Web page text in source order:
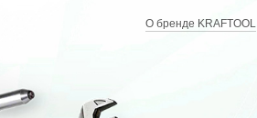
О бренде KRAFTOOL